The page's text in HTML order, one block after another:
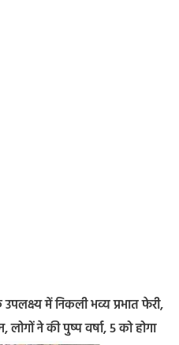
में निकली भव्य प्रभात फेरी,
ने की पुष्प वर्षा, 5 को होगा